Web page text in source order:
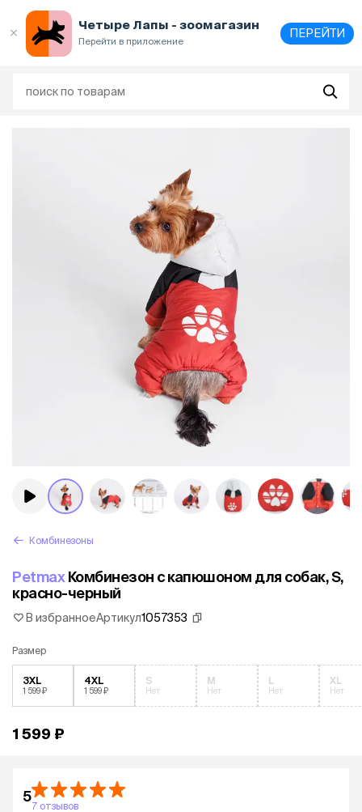
Четыре Лапы - зоомагазин
Перейти в приложение
ПЕРЕЙТИ
Комбинезоны
PetmaxКомбинезон с капюшоном для собак, S,
красно-черный
В избранноеАртикул1057353
Размер
3XL
1 599 ₽
4XL
1 599 ₽
S
Нет
M
Нет
L
Нет
XL
Нет
1 599 ₽
5
7 отзывов